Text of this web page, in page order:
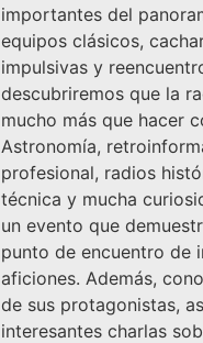
importantes del
equipos clásicos,
impulsivas y
descubriremos que la
mucho más que hacer
Astronomía,
profesional, radios
técnica y mucha
un evento que
punto de encuentro de
aficiones. Además,
de sus protagonistas,
interesantes charlas